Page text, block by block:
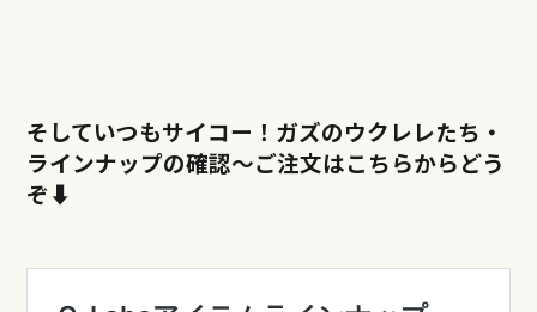
そしていつもサイコー！ガズのウクレレたち・
ラインナップの確認〜ご注文はこちらからどう
ぞ⬇︎